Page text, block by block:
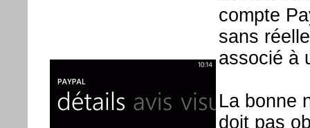
compte
sans
associé à
La bonne
doit pas